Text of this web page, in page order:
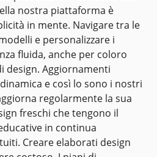
degli educatori e il
per plasmare il futuro
presentazione Teacher
a quella di
un viaggio melodico
nostra piattaforma è
in mente. Navigare tra le
e personalizzare i
fluida, anche per coloro
design. Aggiornamenti
e così lo sono i nostri
regolarmente la sua
freschi che tengono il
in continua
Creare elaborati design